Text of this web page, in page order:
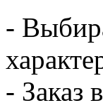
-
- Заказ